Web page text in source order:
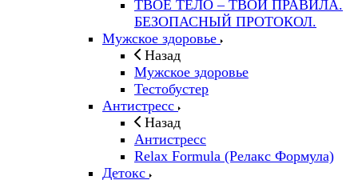
ТВОЕ ТЕЛО – ТВОИ ПРАВИЛА.
БЕЗОПАСНЫЙ ПРОТОКОЛ.
Мужское здоровье
Назад
Мужское здоровье
Тестобустер
Антистресс
Назад
Антистресс
Relax Formula (Релакс Формула)
Детокс